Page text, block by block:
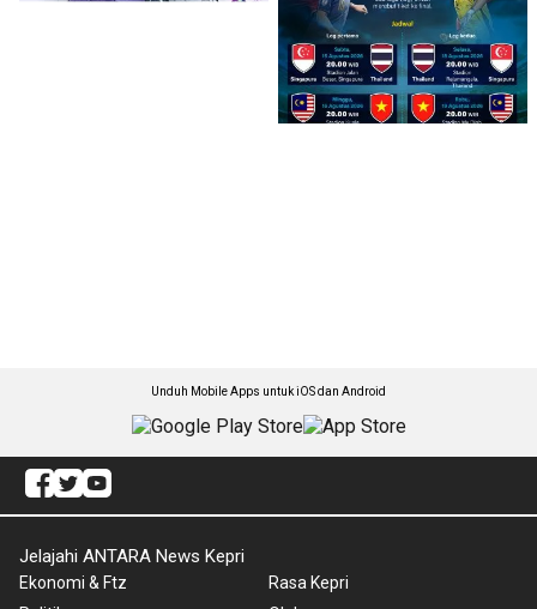
Unduh Mobile Apps untuk iOS dan Android
Jelajahi ANTARA News Kepri
Ekonomi & Ftz
Rasa Kepri